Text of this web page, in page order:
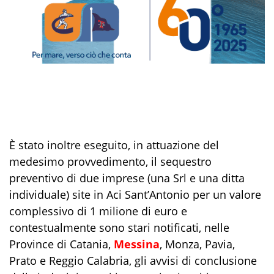
È stato inoltre eseguito, in attuazione del
medesimo provvedimento, il sequestro
preventivo di due imprese (una Srl e una ditta
individuale) site in Aci Sant’Antonio per un valore
complessivo di 1 milione di euro e
contestualmente sono stari notificati, nelle
Province di Catania, Messina, Monza, Pavia,
Prato e Reggio Calabria, gli avvisi di conclusione